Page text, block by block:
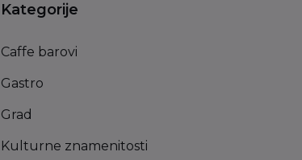
Kategorije
Caffe barovi
Gastro
Grad
Kulturne znamenitosti